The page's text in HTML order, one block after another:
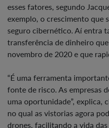
esses fatores, segundo
exemplo, o crescimento que
seguro cibernético. Aí entra
transferência de dinheiro
novembro de 2020 e que
“É uma ferramenta
fonte de risco. As empresas
uma oportunidade”, explica,
no qual as vistorias agora
drones, facilitando a vida das